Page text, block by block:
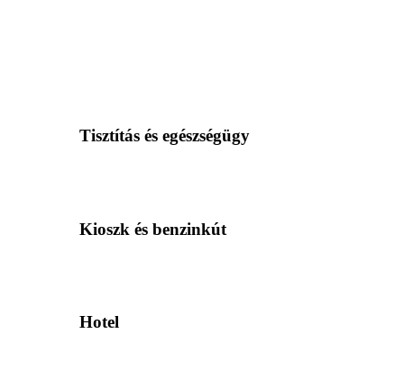
Tisztítás és egészségügy
Kioszk és benzinkút
Hotel